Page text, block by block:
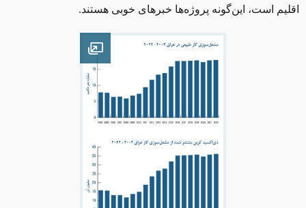
اقلیم است، این‌گونه پروژه‌ها خبرهای خوبی هستند.
Open image